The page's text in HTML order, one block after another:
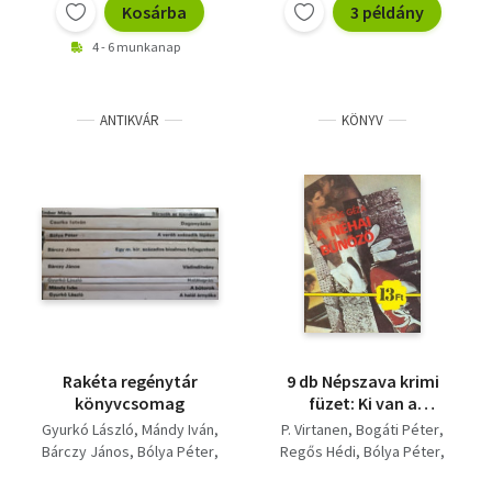
Alvilági napló,
Magántörténet,
Pasziánsz, A balek, Hét
Kunszabó Ferenc
Várkonyi Mihály
Gyurkó László
Ember Mária Csák Gyula
Odze György
Bisztray Ádám
Hernádi Gyula
Konrád György
Karinthy Frigyes
Kosárba
4 - 6 munkanap
3 példány
ANTIKVÁR
Rakéta regénytár
könyvcsomag
Gyurkó László Mándy Iván
Bárczy János Bólya Péter
KÖNYV
9 db Népszava krimi
füzet: Ki van a
matracban? +
Bankrablók + A néhai
P. Virtanen Bogáti Péter
Regős Hédi Bólya Péter